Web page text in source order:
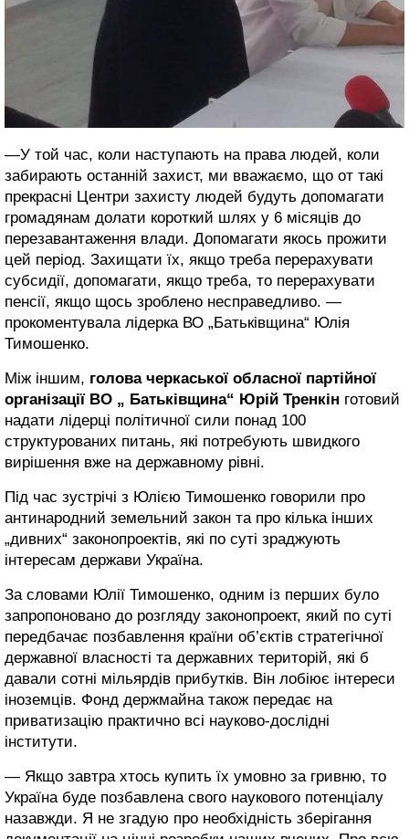
—У той час, коли наступають на права людей, коли
забирають останній захист, ми вважаємо, що от такі
прекрасні Центри захисту людей будуть допомагати
громадянам долати короткий шлях у 6 місяців до
перезавантаження влади. Допомагати якось прожити
цей період. Захищати їх, якщо треба перерахувати
субсидії, допомагати, якщо треба, то перерахувати
пенсії, якщо щось зроблено несправедливо. —
прокоментувала лідерка ВО „Батьківщина“ Юлія
Тимошенко.
Між іншим, голова черкаської обласної партійної
організації ВО „ Батьківщина“ Юрій Тренкін готовий
надати лідерці політичної сили понад 100
структурованих питань, які потребують швидкого
вирішення вже на державному рівні.
Під час зустрічі з Юлією Тимошенко говорили про
антинародний земельний закон та про кілька інших
„дивних“ законопроектів, які по суті зраджують
інтересам держави Україна.
За словами Юлії Тимошенко, одним із перших було
запропоновано до розгляду законопроект, який по суті
передбачає позбавлення країни об’єктів стратегічної
державної власності та державних територій, які б
давали сотні мільярдів прибутків. Він лобіює інтереси
іноземців. Фонд держмайна також передає на
приватизацію практично всі науково-дослідні
інститути.
— Якщо завтра хтось купить їх умовно за гривню, то
Україна буде позбавлена свого наукового потенціалу
назавжди. Я не згадую про необхідність зберігання